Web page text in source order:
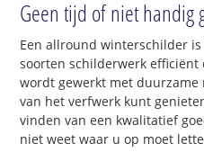
Geen tijd of niet handig
Een allround winterschilder
soorten schilderwerk efficiënt
wordt gewerkt met
van het verfwerk kunt
vinden van een kwalitatief
niet weet waar u op moet